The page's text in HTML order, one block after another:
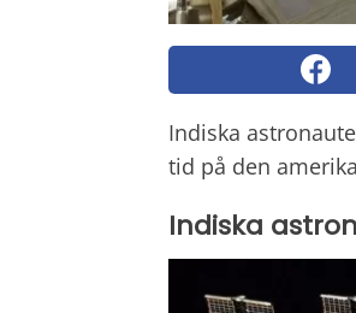
Indiska
tid på den
Indiska